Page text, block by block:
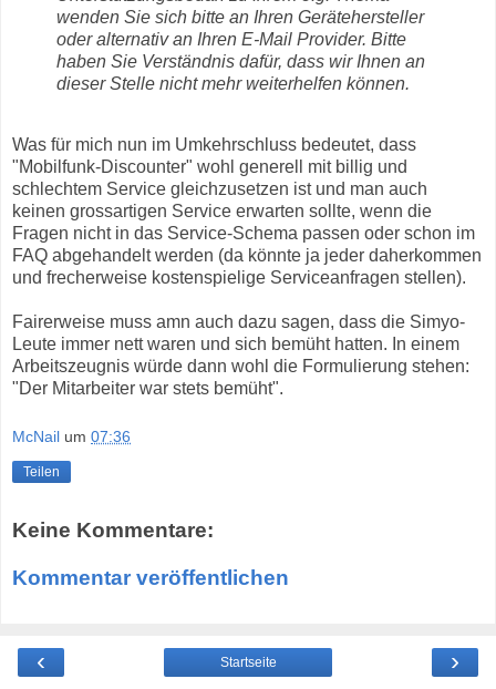
wenden Sie sich bitte an Ihren Gerätehersteller
oder alternativ an Ihren E-Mail Provider. Bitte
haben Sie Verständnis dafür, dass wir Ihnen an
dieser Stelle nicht mehr weiterhelfen können.
Was für mich nun im Umkehrschluss bedeutet, dass
"Mobilfunk-Discounter" wohl generell mit billig und
schlechtem Service gleichzusetzen ist und man auch
keinen grossartigen Service erwarten sollte, wenn die
Fragen nicht in das Service-Schema passen oder schon im
FAQ abgehandelt werden (da könnte ja jeder daherkommen
und frecherweise kostenspielige Serviceanfragen stellen).
Fairerweise muss amn auch dazu sagen, dass die Simyo-
Leute immer nett waren und sich bemüht hatten. In einem
Arbeitszeugnis würde dann wohl die Formulierung stehen:
"Der Mitarbeiter war stets bemüht".
McNail um 07:36
Teilen
Keine Kommentare:
Kommentar veröffentlichen
‹ ›
Startseite